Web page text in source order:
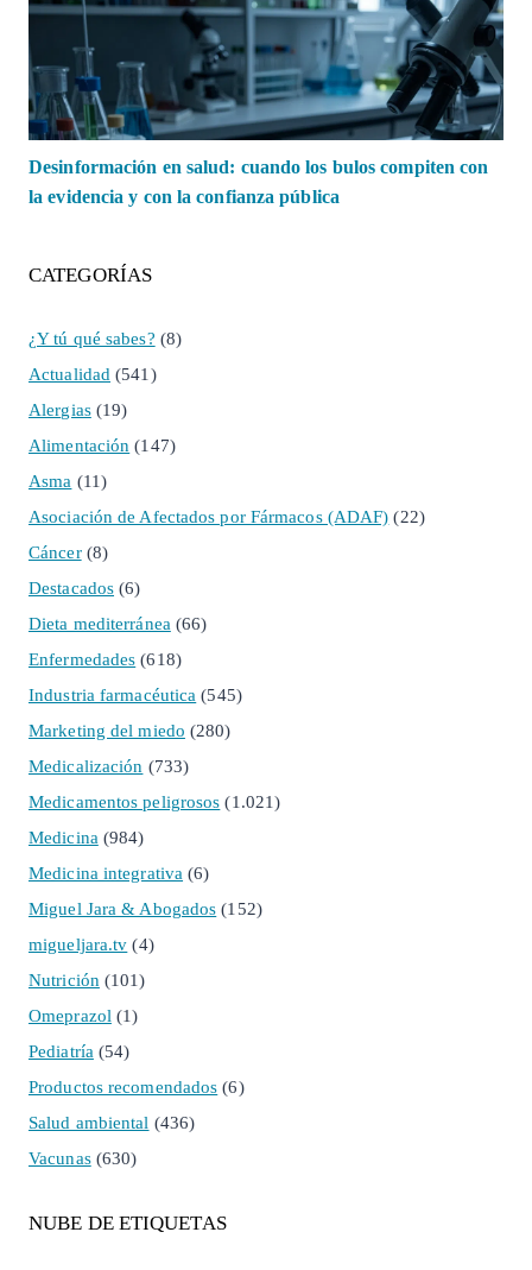
Desinformación en salud: cuando los bulos compiten con
la evidencia y con la confianza pública
CATEGORÍAS
¿Y tú qué sabes? (8)
Actualidad (541)
Alergias(19)
Alimentación (147)
Asma (11)
Asociación de Afectados por Fármacos (ADAF) (22)
Cáncer(8)
Destacados (6)
Dieta mediterránea(66)
Enfermedades (618)
Industria farmacéutica (545)
Marketing del miedo (280)
Medicalización (733)
Medicamentos peligrosos (1.021)
Medicina(984)
Medicina integrativa (6)
Miguel Jara & Abogados (152)
migueljara.tv (4)
Nutrición(101)
Omeprazol(1)
Pediatría(54)
Productos recomendados (6)
Salud ambiental (436)
Vacunas(630)
NUBE DE ETIQUETAS